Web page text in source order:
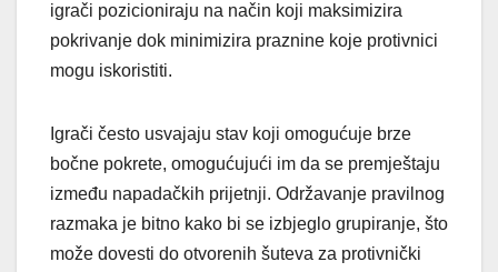
igrači pozicioniraju na način koji maksimizira
pokrivanje dok minimizira praznine koje protivnici
mogu iskoristiti.
Igrači često usvajaju stav koji omogućuje brze
bočne pokrete, omogućujući im da se premještaju
između napadačkih prijetnji. Održavanje pravilnog
razmaka je bitno kako bi se izbjeglo grupiranje, što
može dovesti do otvorenih šuteva za protivnički